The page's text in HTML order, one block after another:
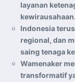
layanan
kewirausahaan.
Indonesia
regional, dan
saing tenaga
Wamenaker
transformatif